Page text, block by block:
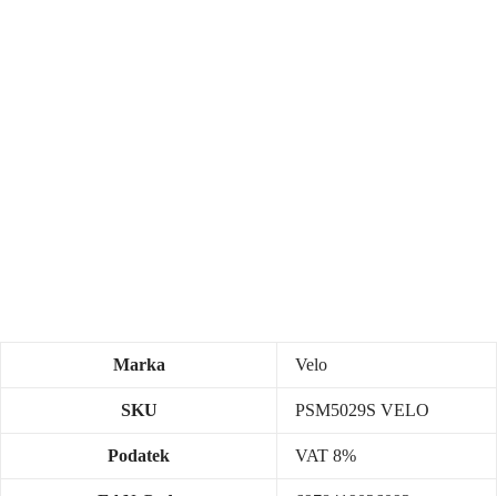
Marka Velo
SKU PSM5029S VELO
Podatek VAT 8%